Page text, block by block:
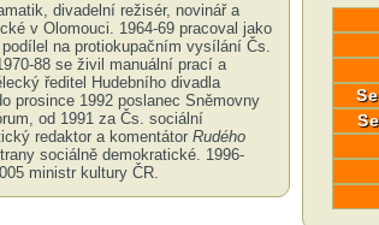
divadelní režisér, novinář a
v Olomouci. 1964-69 pracoval jako
na protiokupačním vysílání Čs.
88 se živil manuální prací a
ředitel Hudebního divadla
prosince 1992 poslanec Sněmovny
od 1991 za Čs. sociální
redaktor a komentátor Rudého
sociálně demokratické. 1996-
ministr kultury ČR.